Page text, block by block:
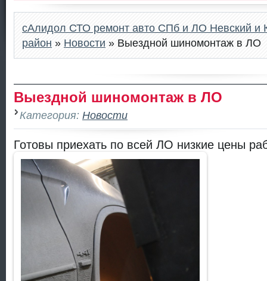
сАлидол СТО ремонт авто СПб и ЛО Невский и
район » Новости » Выездной шиномонтаж в ЛО
Выездной шиномонтаж в ЛО
Категория: Новости
Готовы приехать по всей ЛО низкие цены